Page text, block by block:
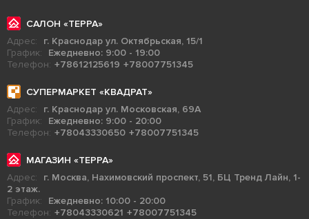
САЛОН «ТЕРРА»
Адрес:
г. Краснодар ул. Октябрьская, 15/1
График:
Ежедневно: 9:00 - 19:00
Телефон: +78612125619 +78007751345
СУПЕРМАРКЕТ «КВАДРАТ»
Адрес:
г. Краснодар ул. Московская, 69А
График:
Ежедневно: 9:00 - 20:00
Телефон: +78043330650 +78007751345
МАГАЗИН «ТЕРРА»
Адрес:
г. Москва, Нахимовский проспект, 51, БЦ Тренд Лайн, 1-
2 этаж.
График:
Ежедневно: 10:00 - 20:00
Телефон: +78043330621 +78007751345